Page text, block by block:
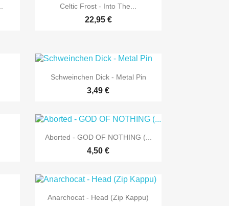
 Vorschau
Celtic Frost - Into The...
22,95 €
 Vorschau
Schweinchen Dick - Metal Pin
3,49 €
 Vorschau
Aborted - GOD OF NOTHING (...
4,50 €
 Vorschau
Anarchocat - Head (Zip Kappu)